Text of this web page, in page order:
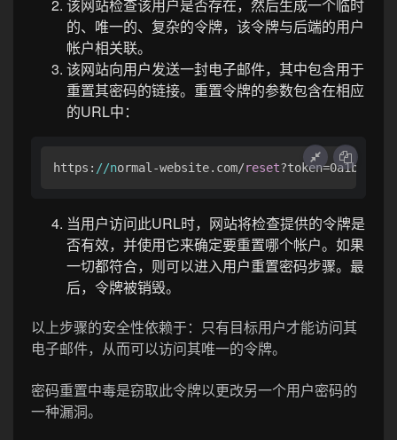
该网站检查该用户是否存在，然后生成一个临时
的、唯一的、复杂的令牌，该令牌与后端的用户
帐户相关联。
该网站向用户发送一封电子邮件，其中包含用于
重置其密码的链接。重置令牌的参数包含在相应
的URL中：
https: //normal-website.com/reset
当用户访问此URL时，网站将检查提供的令牌是
否有效，并使用它来确定要重置哪个帐户。如果
一切都符合，则可以进入用户重置密码步骤。最
后，令牌被销毁。
以上步骤的安全性依赖于：只有目标用户才能访问其
电子邮件，从而可以访问其唯一的令牌。
密码重置中毒是窃取此令牌以更改另一个用户密码的
一种漏洞。